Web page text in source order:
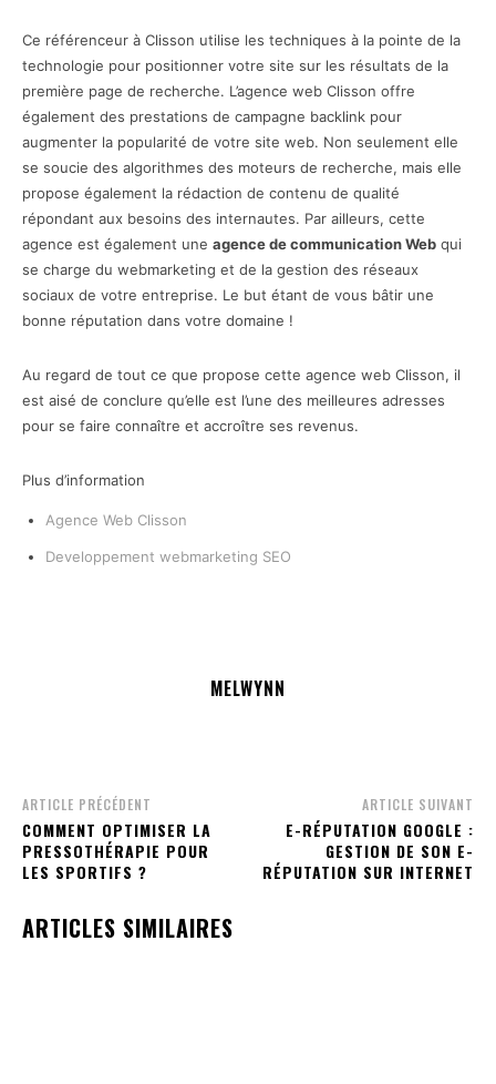
Ce référenceur à Clisson utilise les techniques à la pointe de la
technologie pour positionner votre site sur les résultats de la
première page de recherche. L’agence web Clisson offre
également des prestations de campagne backlink pour
augmenter la popularité de votre site web. Non seulement elle
se soucie des algorithmes des moteurs de recherche, mais elle
propose également la rédaction de contenu de qualité
répondant aux besoins des internautes. Par ailleurs, cette
agence est également une agence de communication Web qui
se charge du webmarketing et de la gestion des réseaux
sociaux de votre entreprise. Le but étant de vous bâtir une
bonne réputation dans votre domaine !
Au regard de tout ce que propose cette agence web Clisson, il
est aisé de conclure qu’elle est l’une des meilleures adresses
pour se faire connaître et accroître ses revenus.
Plus d’information
Agence Web Clisson
Developpement webmarketing SEO
MELWYNN
ARTICLE PRÉCÉDENT
COMMENT OPTIMISER LA
PRESSOTHÉRAPIE POUR
LES SPORTIFS ?
ARTICLE SUIVANT
E-RÉPUTATION GOOGLE :
GESTION DE SON E-
RÉPUTATION SUR INTERNET
ARTICLES SIMILAIRES